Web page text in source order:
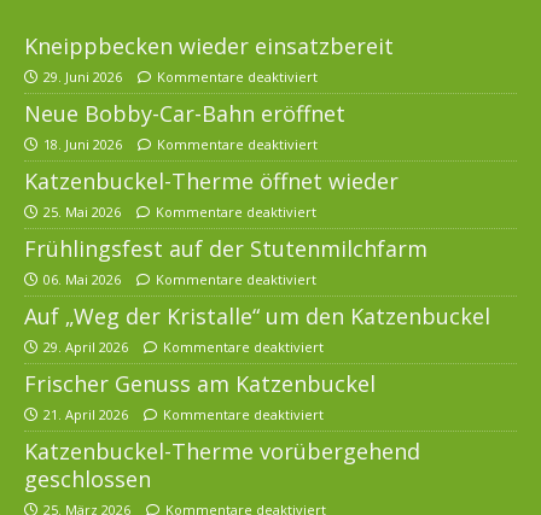
Kneippbecken wieder einsatzbereit
29. Juni 2026 Kommentare deaktiviert
Neue Bobby-Car-Bahn eröffnet
18. Juni 2026 Kommentare deaktiviert
Katzenbuckel-Therme öffnet wieder
25. Mai 2026 Kommentare deaktiviert
Frühlingsfest auf der Stutenmilchfarm
06. Mai 2026 Kommentare deaktiviert
Auf „Weg der Kristalle“ um den Katzenbuckel
29. April 2026 Kommentare deaktiviert
Frischer Genuss am Katzenbuckel
21. April 2026 Kommentare deaktiviert
Katzenbuckel-Therme vorübergehend
geschlossen
25. März 2026 Kommentare deaktiviert